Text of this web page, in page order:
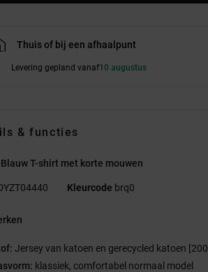
Thuis of bij een afhaalpunt
Levering gepland vanaf10 augustus
& functies
T-shirt met korte mouwen
Kleurcode brq0
Jersey van katoen en gerecycled katoen
klassiek, comfortabel normaal model